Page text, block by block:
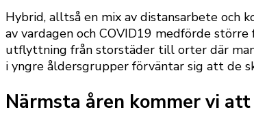
Hybrid, alltså en mix av distansarbete och
av vardagen och COVID19 medförde
utflyttning från storstäder till orter där man
i yngre åldersgrupper förväntar sig att de
Närmsta åren kommer vi